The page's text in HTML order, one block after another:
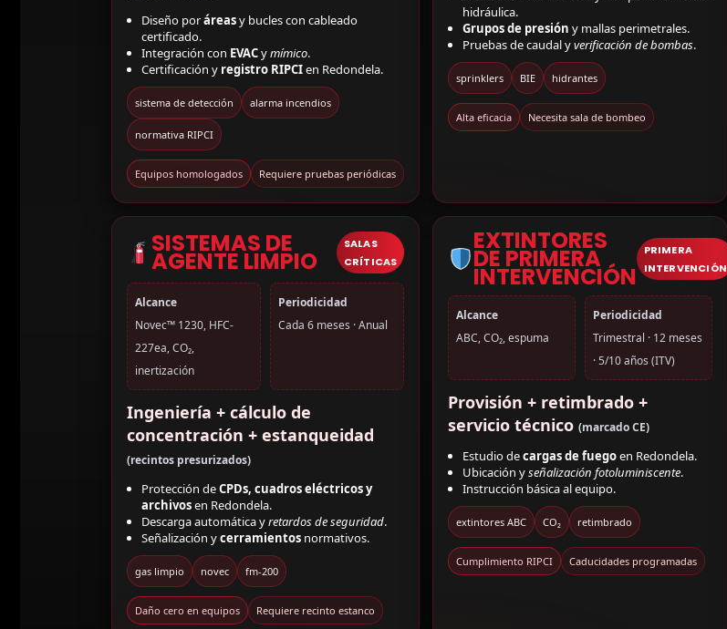
Diseño poráreasy bucles con cableado
certificado.
Integración con EVACymímico.
Certificación y registro RIPCIen Redondela.
sistema de detección alarma incendios
normativa RIPCI
Equipos homologados Requiere pruebas periódicas
hidráulica.
Grupos de presión y mallas perimetrales.
Pruebas de caudal yverificación de bombas.
sprinklers BIE hidrantes
Alta eficacia Necesita sala de bombeo
SISTEMAS DE
AGENTE LIMPIO
SALAS
CRÍTICAS
Alcance
Novec™ 1230, HFC-
227ea, CO₂,
inertización
Periodicidad
Cada 6 meses · Anual
Ingeniería + cálculo de
concentración + estanqueidad
(recintos presurizados)
Protección deCPDs, cuadros eléctricos y
archivosen Redondela.
Descarga automática yretardos de seguridad.
Señalización ycerramientos normativos.
gas limpio novec fm-200
Daño cero en equipos Requiere recinto estanco
EXTINTORES
DE PRIMERA
INTERVENCIÓN
PRIMERA
INTERVENCIÓN
Alcance
ABC, CO₂, espuma
Periodicidad
Trimestral · 12 meses
· 5/10 años (ITV)
Provisión + retimbrado +
servicio técnico(marcado CE)
Estudio decargas de fuegoen Redondela.
Ubicación yseñalización fotoluminiscente.
Instrucción básica al equipo.
extintores ABC CO₂ retimbrado
Cumplimiento RIPCI Caducidades programadas